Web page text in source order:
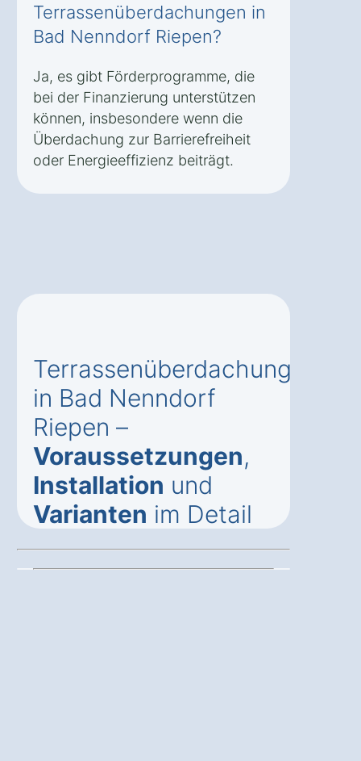
Terrassenüberdachungen in
Bad Nenndorf Riepen?
Ja, es gibt Förderprogramme, die
bei der Finanzierung unterstützen
können, insbesondere wenn die
Überdachung zur Barrierefreiheit
oder Energieeffizienz beiträgt.
Terrassenüberdachung
in Bad Nenndorf
Riepen –
Voraussetzungen,
Installation und
Varianten im Detail